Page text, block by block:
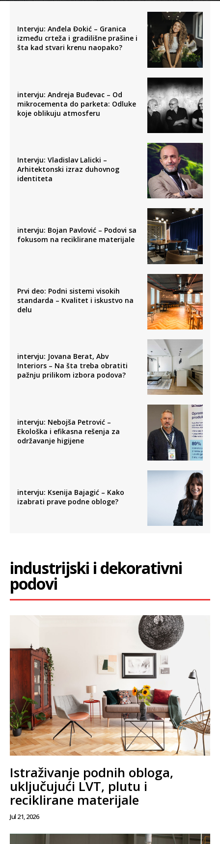
Intervju: Anđela Đokić – Granica
između crteža i gradilišne prašine i
šta kad stvari krenu naopako?
intervju: Andreja Buđevac – Od
mikrocementa do parketa: Odluke
koje oblikuju atmosferu
Intervju: Vladislav Lalicki –
Arhitektonski izraz duhovnog
identiteta
intervju: Bojan Pavlović – Podovi sa
fokusom na reciklirane materijale
Prvi deo: Podni sistemi visokih
standarda – Kvalitet i iskustvo na
delu
intervju: Jovana Berat, Abv
Interiors – Na šta treba obratiti
pažnju prilikom izbora podova?
intervju: Nebojša Petrović –
Ekološka i efikasna rešenja za
održavanje higijene
intervju: Ksenija Bajagić – Kako
izabrati prave podne obloge?
industrijski i dekorativni
podovi
Istraživanje podnih obloga,
uključujući LVT, plutu i
reciklirane materijale
Jul 21, 2026